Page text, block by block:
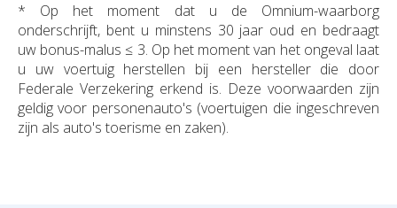
* Op het moment dat u de Omnium-waarborg
onderschrijft, bent u minstens 30 jaar oud en bedraagt
uw bonus-malus ≤ 3. Op het moment van het ongeval laat
u uw voertuig herstellen bij een hersteller die door
Federale Verzekering erkend is. Deze voorwaarden zijn
geldig voor personenauto's (voertuigen die ingeschreven
zijn als auto's toerisme en zaken).